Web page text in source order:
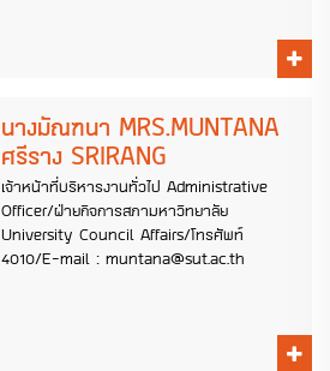
นางมัณฑนา MRS.MUNTANA
ศรีราง SRIRANG
เจ้าหน้าที่บริหารงานทั่วไป Administrative
Officer/ฝ่ายกิจการสภามหาวิทยาลัย
University Council Affairs/โทรศัพท์
4010/E-mail : muntana@sut.ac.th